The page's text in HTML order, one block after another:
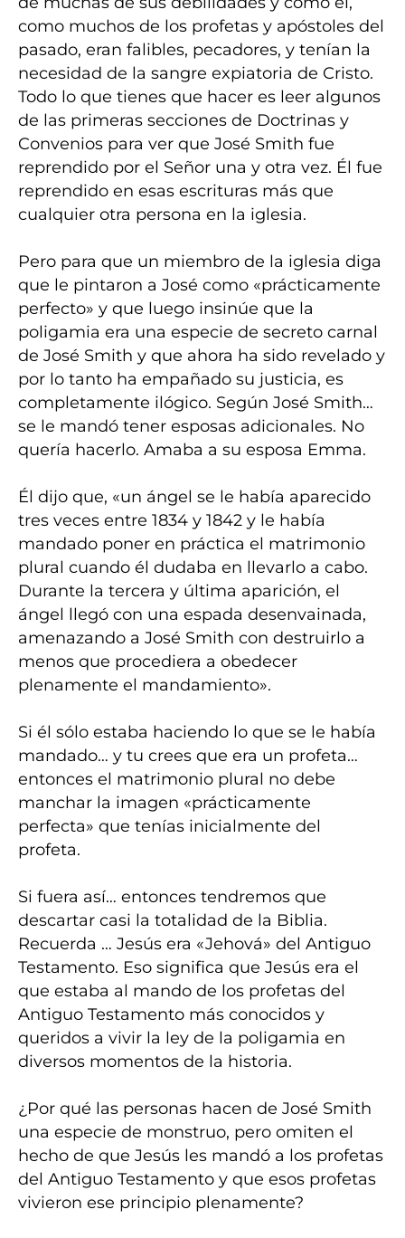
como muchos de los profetas y apóstoles del
pasado, eran falibles, pecadores, y tenían la
necesidad de la sangre expiatoria de Cristo.
Todo lo que tienes que hacer es leer algunos
de las primeras secciones de Doctrinas y
Convenios para ver que José Smith fue
reprendido por el Señor una y otra vez. Él fue
reprendido en esas escrituras más que
cualquier otra persona en la iglesia.
Pero para que un miembro de la iglesia diga
que le pintaron a José como «prácticamente
perfecto» y que luego insinúe que la
poligamia era una especie de secreto carnal
de José Smith y que ahora ha sido revelado y
por lo tanto ha empañado su justicia, es
completamente ilógico. Según José Smith…
se le mandó tener esposas adicionales. No
quería hacerlo. Amaba a su esposa Emma.
Él dijo que, «un ángel se le había aparecido
tres veces entre 1834 y 1842 y le había
mandado poner en práctica el matrimonio
plural cuando él dudaba en llevarlo a cabo.
Durante la tercera y última aparición, el
ángel llegó con una espada desenvainada,
amenazando a José Smith con destruirlo a
menos que procediera a obedecer
plenamente el mandamiento».
Si él sólo estaba haciendo lo que se le había
mandado… y tu crees que era un profeta…
entonces el matrimonio plural no debe
manchar la imagen «prácticamente
perfecta» que tenías inicialmente del
profeta.
Si fuera así… entonces tendremos que
descartar casi la totalidad de la Biblia.
Recuerda … Jesús era «Jehová» del Antiguo
Testamento. Eso significa que Jesús era el
que estaba al mando de los profetas del
Antiguo Testamento más conocidos y
queridos a vivir la ley de la poligamia en
diversos momentos de la historia.
¿Por qué las personas hacen de José Smith
una especie de monstruo, pero omiten el
hecho de que Jesús les mandó a los profetas
del Antiguo Testamento y que esos profetas
vivieron ese principio plenamente?